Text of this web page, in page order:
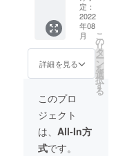
送の都
合等に
より、
出荷時
期が遅
れる場
す。 ※
応援購
入によ
り量産
効率が
※送料込
み（国
内の
み） ※
一般販
売の際
仕様が
違う可
能性が
ござい
ます。
製品の
⇒10,80
(税・送
料込) ■
内容
『llano
』1台
(日本語
取り扱
い説明
書や付
属品が
ない) ■
お届け
定：
2022
年08
月
詳細を見る
こ
の
リ
タ
ー
ン
を
選
択
す
る
このプロ
ジェクト
は、 All-In方
式です。